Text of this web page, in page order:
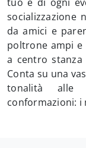
socializzazione
da amici e
poltrone ampi e
a centro
Conta su una
tonalità alle
conformazioni: